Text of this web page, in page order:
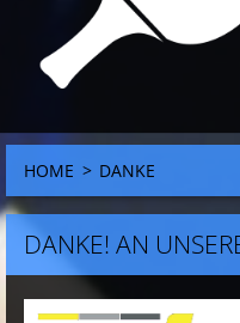
HOME > DANKE
DANKE! AN